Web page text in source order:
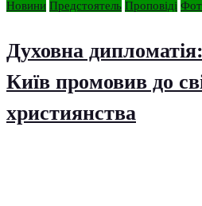
Новини Предстоятель Проповіді
Духовна
Київ промовив до
християнства